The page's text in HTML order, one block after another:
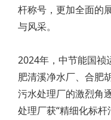
杆称号，更加全面的
与风采。
2024年，中节能国祯
肥清溪净水厂、合肥
污水处理厂的激烈角
处理厂获“精细化标